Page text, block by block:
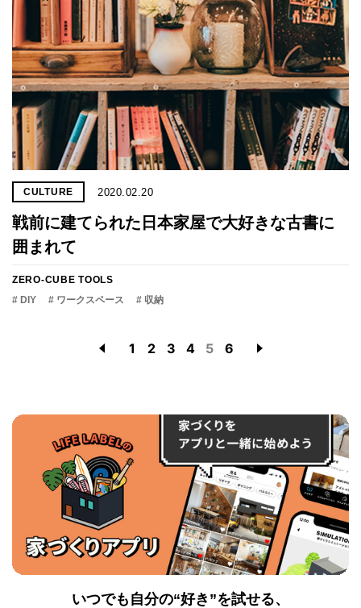
CULTURE 2020.02.20
戦前に建てられた日本家屋で大好きな古書に
囲まれて
ZERO-CUBE TOOLS
# DIY
# ワークスペース # 収納
1 2 3 4 5 6
いつでも自分の“好き”を試せる、